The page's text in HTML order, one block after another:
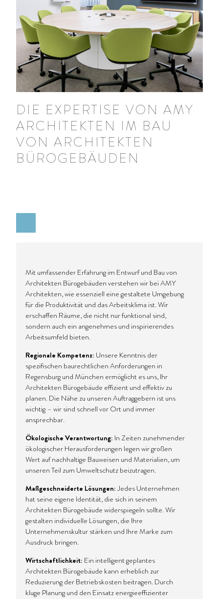
DIE EXPERTISE VON AMY
ARCHITEKTEN IM BAU
VON ARCHITEKTEN
BÜROGEBÄUDEN
Mit umfassender Erfahrung im Entwurf und Bau von
Architekten Bürogebäuden verstehen wir bei AMY
Architekten, wie essenziell eine gestaltete Umgebung
für die Produktivität und das Arbeitsklima ist. Wir
erschaffen Räume, die nicht nur funktional sind,
sondern auch ein angenehmes und inspirierendes
Arbeitsumfeld bieten.
Regionale Kompetenz: Unsere Kenntnis der
spezifischen baurechtlichen Anforderungen in
RegensburgundMünchen ermöglicht es uns, Ihr
Architekten Bürogebäude effizient und effektiv zu
planen. Die Nähe zu unseren Auftraggebern ist uns
wichtig – wir sind schnell vor Ort und immer
ansprechbar.
Ökologische Verantwortung: In Zeiten zunehmender
ökologischer Herausforderungen legen wir großen
Wert auf nachhaltige Bauweisen und Materialien, um
unseren Teil zum Umweltschutz beizutragen.
Maßgeschneiderte Lösungen:Jedes Unternehmen
hat seine eigene Identität, die sich in seinem
Architekten Bürogebäude widerspiegeln sollte. Wir
gestalten individuelle Lösungen, die Ihre
Unternehmenskultur stärken und Ihre Marke zum
Ausdruck bringen.
Wirtschaftlichkeit: Ein intelligent geplantes
Architekten Bürogebäude kann erheblich zur
Reduzierung der Betriebskosten beitragen. Durch
kluge Planung und den Einsatz energieeffizienter